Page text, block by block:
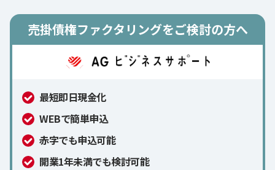
売掛債権ファクタリングをご検討の方へ
最短即日現金化
WEBで簡単申込
赤字でも申込可能
開業1年未満でも検討可能